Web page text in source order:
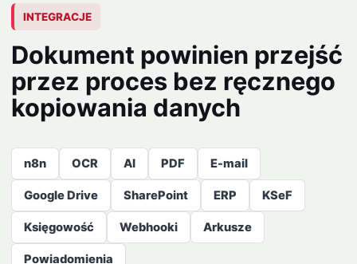
INTEGRACJE
Dokument powinien przejść
przez proces bez ręcznego
kopiowania danych
n8n OCR AI PDF E-mail
Google Drive SharePoint ERP KSeF
Księgowość Webhooki Arkusze
Powiadomienia